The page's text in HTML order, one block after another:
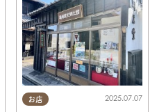
お店 2025.07.07